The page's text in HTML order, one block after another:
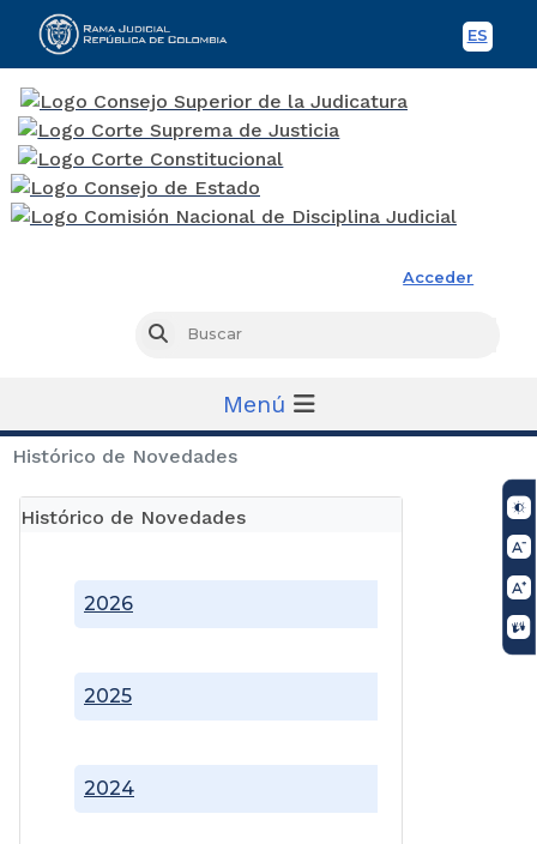
ES
Acceder
Buscar
Menú
Histórico de Novedades
Histórico de Novedades
2024
2025
2026